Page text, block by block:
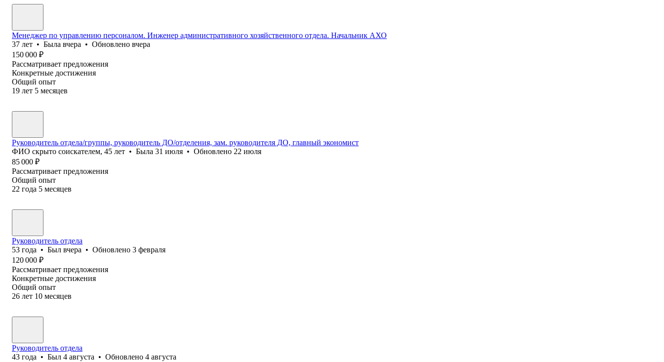
Менеджер по управлению персоналом. Инженер административного хозяйственного отдела. Начальник АХО
37 лет • Была вчера • Обновлено вчера
150 000 ₽
Рассматривает предложения
Конкретные достижения
Общий опыт
19 лет 5 месяцев
Руководитель отдела/группы, руководитель ДО/отделения, зам. руководителя ДО, главный экономист
ФИО скрыто соискателем, 45 лет • Была 31 июля • Обновлено 22 июля
85 000 ₽
Рассматривает предложения
Общий опыт
22 года 5 месяцев
Руководитель отдела
53 года • Был вчера • Обновлено 3 февраля
120 000 ₽
Рассматривает предложения
Конкретные достижения
Общий опыт
26 лет 10 месяцев
Руководитель отдела
43 года • Был 4 августа • Обновлено 4 августа